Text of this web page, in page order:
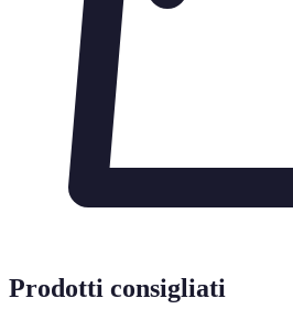
Prodotti consigliati